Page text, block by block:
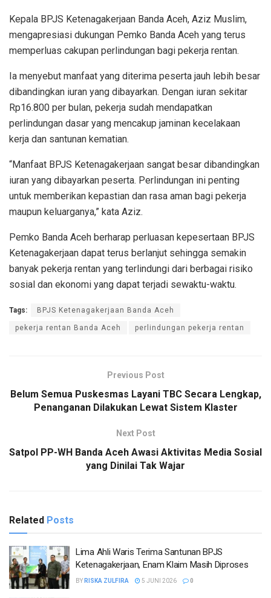
Kepala BPJS Ketenagakerjaan Banda Aceh, Aziz Muslim,
mengapresiasi dukungan Pemko Banda Aceh yang terus
memperluas cakupan perlindungan bagi pekerja rentan.
Ia menyebut manfaat yang diterima peserta jauh lebih besar
dibandingkan iuran yang dibayarkan. Dengan iuran sekitar
Rp16.800 per bulan, pekerja sudah mendapatkan
perlindungan dasar yang mencakup jaminan kecelakaan
kerja dan santunan kematian.
“Manfaat BPJS Ketenagakerjaan sangat besar dibandingkan
iuran yang dibayarkan peserta. Perlindungan ini penting
untuk memberikan kepastian dan rasa aman bagi pekerja
maupun keluarganya,” kata Aziz.
Pemko Banda Aceh berharap perluasan kepesertaan BPJS
Ketenagakerjaan dapat terus berlanjut sehingga semakin
banyak pekerja rentan yang terlindungi dari berbagai risiko
sosial dan ekonomi yang dapat terjadi sewaktu-waktu.
Tags: BPJS Ketenagakerjaan Banda Aceh
pekerja rentan Banda Aceh perlindungan pekerja rentan
Previous Post
Belum Semua Puskesmas Layani TBC Secara Lengkap,
Penanganan Dilakukan Lewat Sistem Klaster
Next Post
Satpol PP-WH Banda Aceh Awasi Aktivitas Media Sosial
yang Dinilai Tak Wajar
Related Posts
Lima Ahli Waris Terima Santunan BPJS
Ketenagakerjaan, Enam Klaim Masih Diproses
BY RISKA ZULFIRA 5 JUNI 2026 0